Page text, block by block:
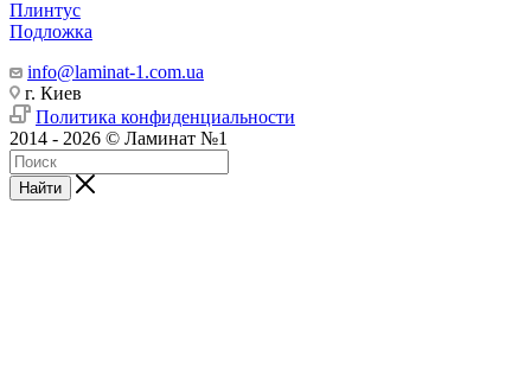
Плинтус
Подложка
info@laminat-1.com.ua
г. Киев
Политика конфиденциальности
2014 - 2026 © Ламинат №1
Найти